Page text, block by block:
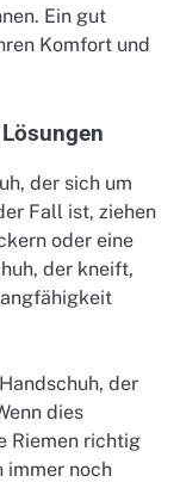
Ein gut
Komfort und
der sich um
Fall ist, ziehen
oder eine
der kneift,
der
dies
Riemen richtig
immer noch